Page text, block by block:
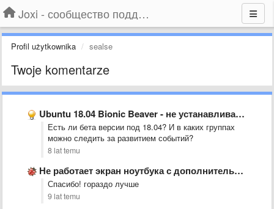
Joxi - сообщество поддержки
Profil użytkownika sealse
Twoje komentarze
Ubuntu 18.04 Bionic Beaver - не устанавливается
Есть ли бета версии под 18.04? И в каких группах
можно следить за развитием событий?
8 lat temu
Не работает экран ноутбука с дополнительными мониторами
Спасибо! гораздо лучше
9 lat temu